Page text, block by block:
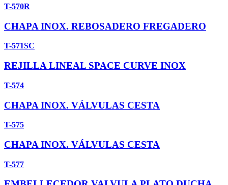
T-570R
CHAPA INOX. REBOSADERO FREGADERO
T-571SC
REJILLA LINEAL SPACE CURVE INOX
T-574
CHAPA INOX. VÁLVULAS CESTA
T-575
CHAPA INOX. VÁLVULAS CESTA
T-577